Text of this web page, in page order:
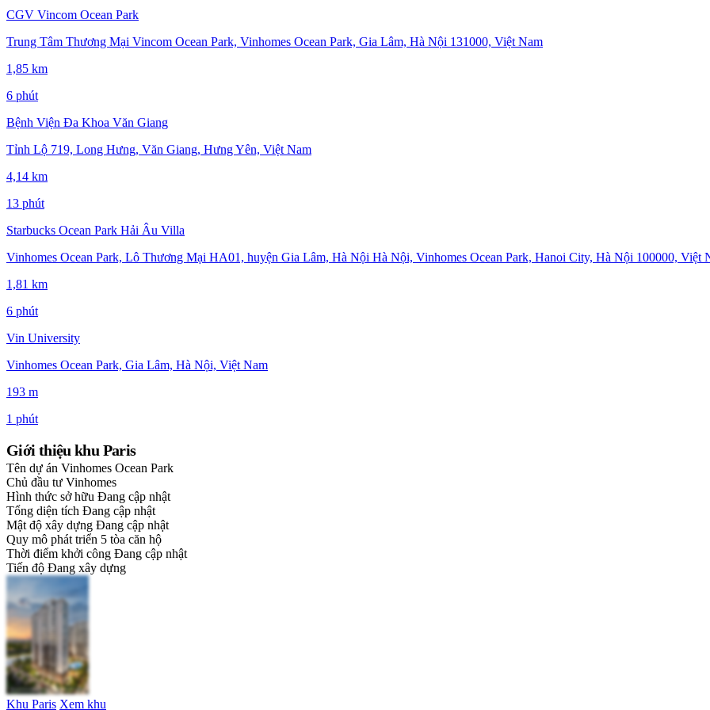
CGV Vincom Ocean Park
Trung Tâm Thương Mại Vincom Ocean Park, Vinhomes Ocean Park, Gia Lâm, Hà Nội 131000, Việt Nam
1,85 km
6 phút
Bệnh Viện Đa Khoa Văn Giang
Tỉnh Lộ 719, Long Hưng, Văn Giang, Hưng Yên, Việt Nam
4,14 km
13 phút
Starbucks Ocean Park Hải Âu Villa
Vinhomes Ocean Park, Lô Thương Mại HA01, huyện Gia Lâm, Hà Nội Hà Nội, Vinhomes Ocean Park, Hanoi City, Hà Nội 100000, Việt
1,81 km
6 phút
Vin University
Vinhomes Ocean Park, Gia Lâm, Hà Nội, Việt Nam
193 m
1 phút
Giới thiệu khu Paris
Tên dự án Vinhomes Ocean Park
Chủ đầu tư Vinhomes
Hình thức sở hữu Đang cập nhật
Tổng diện tích Đang cập nhật
Mật độ xây dựng Đang cập nhật
Quy mô phát triển 5 tòa căn hộ
Thời điểm khởi công Đang cập nhật
Tiến độ Đang xây dựng
Khu Paris Xem khu